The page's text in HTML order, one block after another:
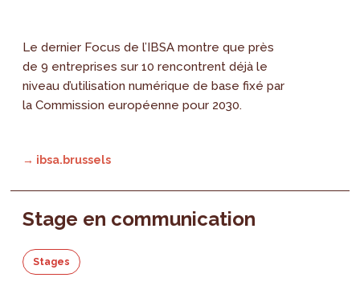
Le dernier Focus de l’IBSA montre que près
de 9 entreprises sur 10 rencontrent déjà le
niveau d’utilisation numérique de base fixé par
la Commission européenne pour 2030.
→ ibsa.brussels
Stage en communication
Stages